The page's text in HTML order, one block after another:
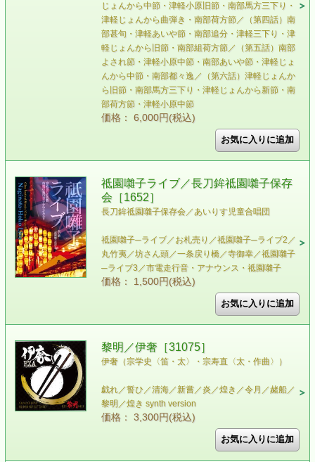
じょんから中節・津軽小原旧節・南部馬方三下り・
津軽じょんから曲弾き・南部荷方節／（第四話）南
部甚句・津軽あいや節・南部追分・津軽三下り・津
軽じょんから旧節・南部組荷方節／（第五話）南部
よされ節・津軽小原中節・南部あいや節・津軽じょ
んから中節・南部都々逸／（第六話）津軽じょんか
ら旧節・南部馬方三下り・津軽じょんから新節・南
部荷方節・津軽小原中節
価格： 6,000円(税込)
祗園囃子ライブ／長刀鉾祗園囃子保存
会［1652］
長刀鉾祗園囃子保存会／あいりす児童合唱団
祗園囃子─ライブ／お札売り／祗園囃子─ライブ2／
丸竹夷／坊さん頭／一条戻り橋／寺御幸／祗園囃子
─ライブ3／市電走行音・アナウンス・祗園囃子
価格： 1,500円(税込)
黎明／伊奢［31075］
伊奢（宗学史〈笛・太〉・宗寿直〈太・作曲〉）
戯れ／誓ひ／清海／新嘗／炎／煌き／令月／赭船／
黎明／煌き synth version
価格： 3,300円(税込)